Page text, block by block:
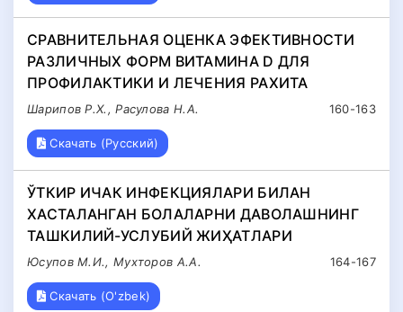
СРАВНИТЕЛЬНАЯ ОЦЕНКА ЭФЕКТИВНОСТИ
РАЗЛИЧНЫХ ФОРМ ВИТАМИНА D ДЛЯ
ПРОФИЛАКТИКИ И ЛЕЧЕНИЯ РАХИТА
160-163
Шарипов Р.Х., Расулова Н.А.
Скачать (Русский)
ЎТКИР ИЧАК ИНФЕКЦИЯЛАРИ БИЛАН
ХАСТАЛАНГАН БОЛАЛАРНИ ДАВОЛАШНИНГ
ТАШКИЛИЙ-УСЛУБИЙ ЖИҲАТЛАРИ
164-167
Юсупов М.И., Мухторов А.А.
Скачать (O'zbek)